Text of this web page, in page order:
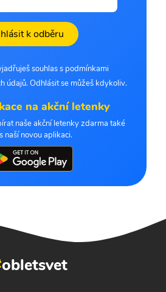
k odběru
souhlas s podmínkami
údajů. Odhlásit se můžeš kdykoliv.
na akční letenky
naše akční letenky zdarma také
naší novou aplikaci.
obletsvet